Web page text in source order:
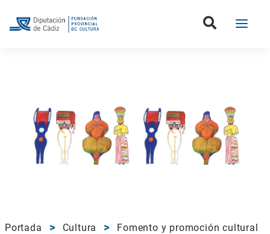
Portada Cultura Fomento y promoción cultural